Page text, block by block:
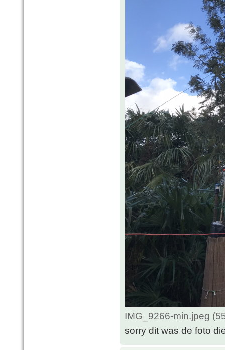
IMG_9266-min.jpeg
sorry dit was de foto